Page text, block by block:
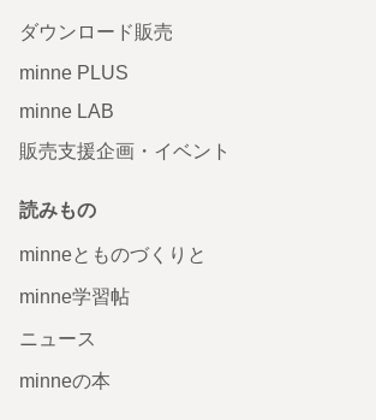
ダウンロード販売
minne PLUS
minne LAB
販売支援企画・イベント
読みもの
minneとものづくりと
minne学習帖
ニュース
minneの本